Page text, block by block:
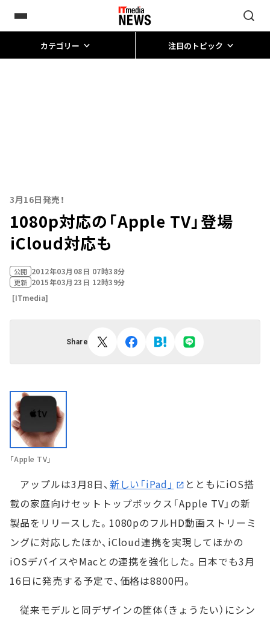
カテゴリー 注目のトピック
3月16日発売！
1080p対応の「Apple TV」登場
――iCloud対応も
公開 2012年03月08日 07時38分
更新 2015年03月23日 12時39分
[ITmedia]
Share
「Apple TV」
アップルは3月8日、 新しい「iPad」
とともにiOS搭
載の家庭向けセットトップボックス「Apple TV」の新
製品をリリースした。1080pのフルHD動画ストリーミ
ングに対応したほか、iCloud連携を実現してほかの
iOSデバイスやMacとの連携を強化した。日本でも3月
16日に発売する予定で、価格は8800円。
従来モデルと同デザインの筐体（きょうたい）にシン